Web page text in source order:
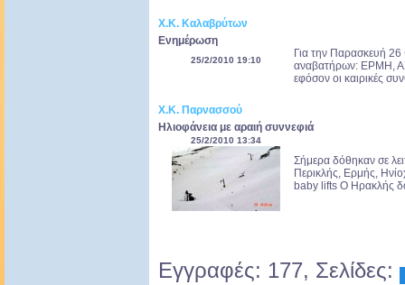
Χ.Κ. Καλαβρύτων
Ενημέρωση
25/2/2010 19:10
Για την Παρασκευή
αναβατήρων: ΕΡΜΗ,
εφόσον οι καιρικές
Χ.Κ. Παρνασσού
Ηλιοφάνεια με αραιή συννεφιά
25/2/2010 13:34
Σήμερα δόθηκαν σε
Περικλής, Ερμής,
baby lifts Ο Ηρακλής
Εγγραφές: 177, Σελίδες: